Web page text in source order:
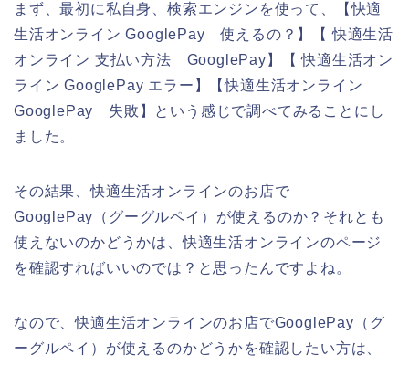
まず、最初に私自身、検索エンジンを使って、【快適
生活オンライン GooglePay 使えるの？】【 快適生活
オンライン 支払い方法 GooglePay】【 快適生活オン
ライン GooglePay エラー】【快適生活オンライン
GooglePay 失敗】という感じで調べてみることにし
ました。
その結果、快適生活オンラインのお店で
GooglePay（グーグルペイ）が使えるのか？それとも
使えないのかどうかは、快適生活オンラインのページ
を確認すればいいのでは？と思ったんですよね。
なので、快適生活オンラインのお店でGooglePay（グ
ーグルペイ）が使えるのかどうかを確認したい方は、